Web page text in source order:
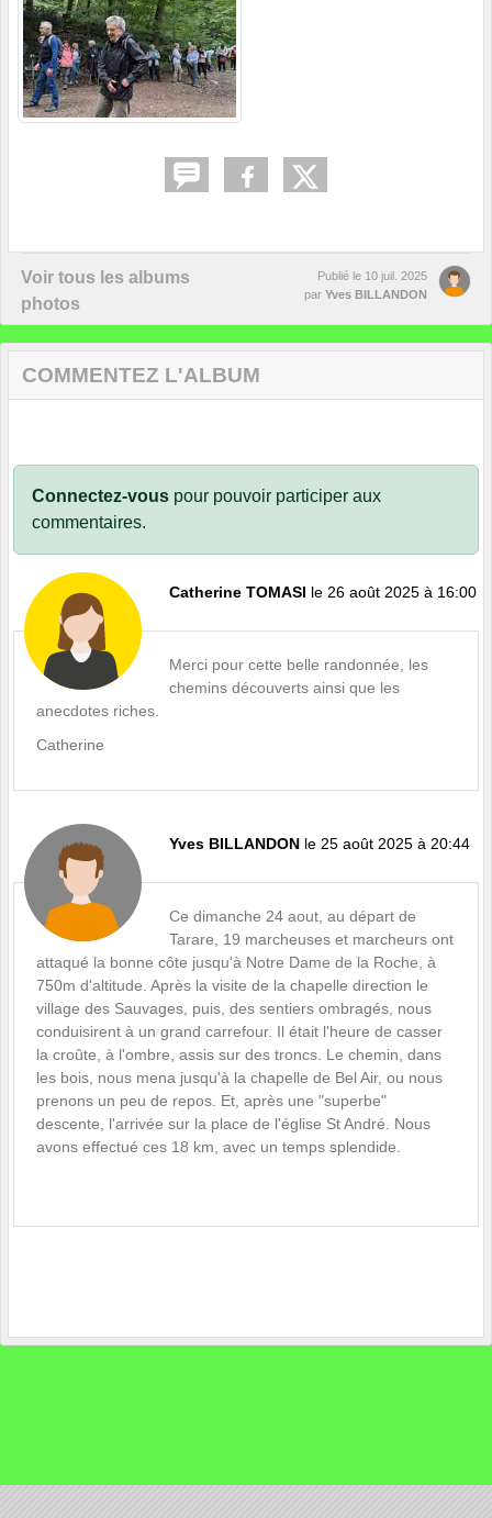
Voir tous les albums
photos
Publié le 10 juil. 2025
par Yves BILLANDON
COMMENTEZ L'ALBUM
Connectez-vous pour pouvoir participer aux
commentaires.
Catherine TOMASI le 26 août 2025 à 16:00
Merci pour cette belle randonnée, les
chemins découverts ainsi que les
anecdotes riches.
Catherine
Yves BILLANDON le 25 août 2025 à 20:44
Ce dimanche 24 aout, au départ de
Tarare, 19 marcheuses et marcheurs ont
attaqué la bonne côte jusqu'à Notre Dame de la Roche, à
750m d'altitude. Après la visite de la chapelle direction le
village des Sauvages, puis, des sentiers ombragés, nous
conduisirent à un grand carrefour. Il était l'heure de casser
la croûte, à l'ombre, assis sur des troncs. Le chemin, dans
les bois, nous mena jusqu'à la chapelle de Bel Air, ou nous
prenons un peu de repos. Et, après une "superbe"
descente, l'arrivée sur la place de l'église St André. Nous
avons effectué ces 18 km, avec un temps splendide.